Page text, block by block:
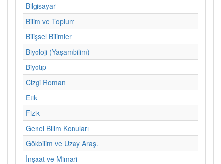
Bilgisayar
Bilim ve Toplum
Bilişsel Bilimler
Biyoloji (Yaşambilim)
Biyotıp
Cizgi Roman
Etik
Fizik
Genel Bilim Konuları
Gökbilim ve Uzay Araş.
İnşaat ve Mimari